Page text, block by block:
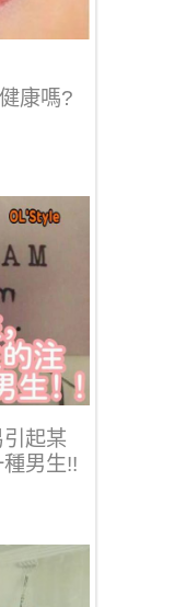
康嗎?
起某
男生!!